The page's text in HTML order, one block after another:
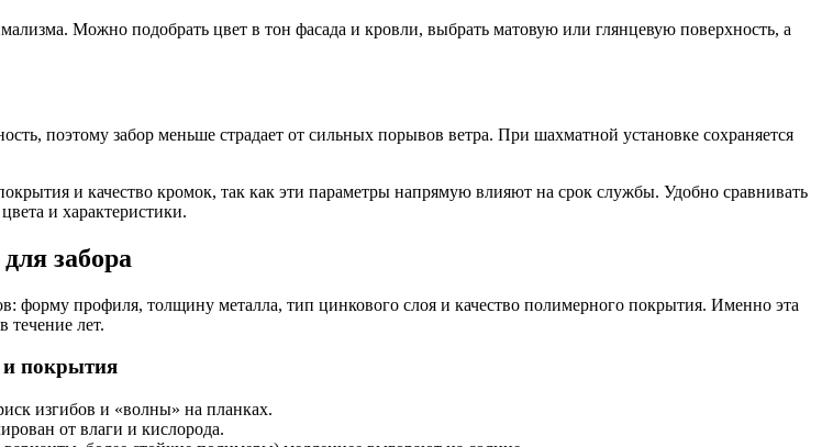
Можно подобрать цвет в тон фасада и кровли, выбрать матовую или глянцевую поверхность, а
поэтому забор меньше страдает от сильных порывов ветра. При шахматной установке сохраняется
и качество кромок, так как эти параметры напрямую влияют на срок службы. Удобно сравнивать
и характеристики.
забора
форму профиля, толщину металла, тип цинкового слоя и качество полимерного покрытия. Именно эта
течение лет.
и покрытия
изгибов и «волны» на планках.
от влаги и кислорода.